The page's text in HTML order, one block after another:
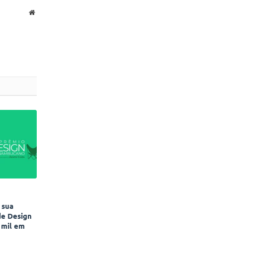
Website
Design
em